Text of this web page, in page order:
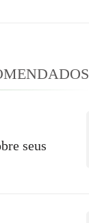
seus